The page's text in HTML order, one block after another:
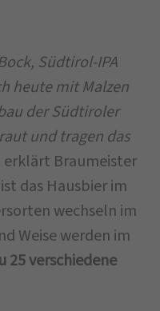
Südtirol-IPA
heute mit Malzen
der Südtiroler
und tragen das
erklärt Braumeister
das Hausbier im
wechseln im
Weise werden im
25 verschiedene